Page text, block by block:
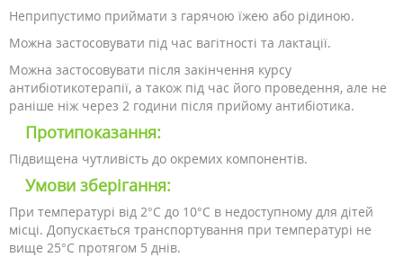
Неприпустимо приймати з гарячою їжею або рідиною.
Можна застосовувати під час вагітності та лактації.
Можна застосовувати після закінчення курсу
антибіотикотерапії, а також під час його проведення, але не
раніше ніж через 2 години після прийому антибіотика.
Протипоказання:
Підвищена чутливість до окремих компонентів.
Умови зберігання:
При температурі від 2°С до 10°С в недоступному для дітей
місці. Допускається транспортування при температурі не
вище 25°С протягом 5 днів.